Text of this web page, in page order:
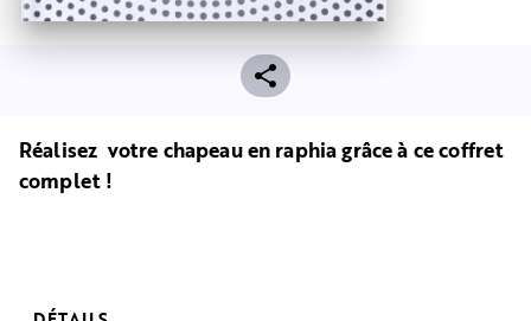
Réalisez votre chapeau en raphia grâce à ce coffret
complet !